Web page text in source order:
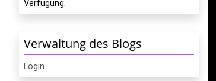
Verfügung.
Verwaltung des Blogs
Login